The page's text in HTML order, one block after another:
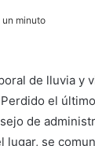
un minuto
de lluvia y
el
de
lugar, se